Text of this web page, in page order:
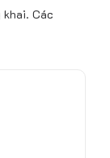
khai. Các